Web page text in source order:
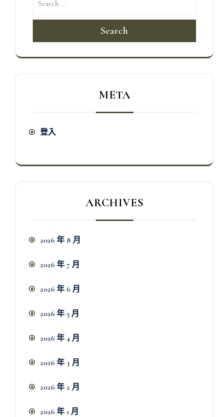
Search
META
登入
ARCHIVES
2026 年 8 月
2026 年 7 月
2026 年 6 月
2026 年 5 月
2026 年 4 月
2026 年 3 月
2026 年 2 月
2026 年 1 月